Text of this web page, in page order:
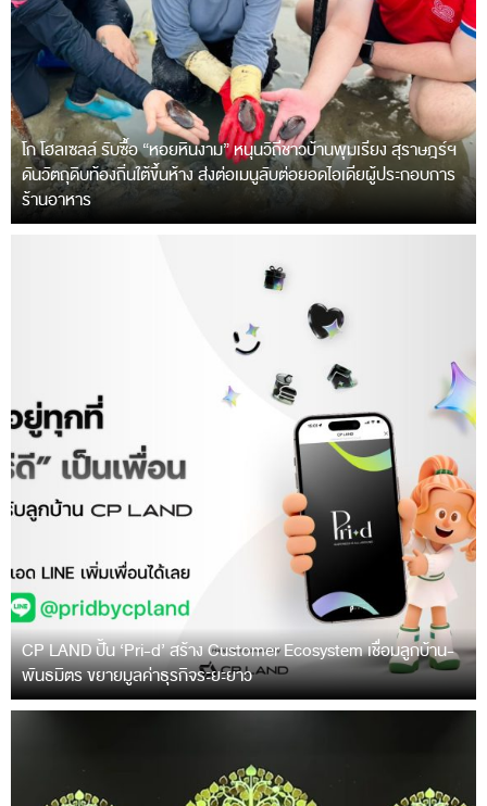
โก โฮลเซลล์ รับซื้อ “หอยหินงาม” หนุนวิถีชาวบ้านพุมเรียง สุราษฎร์ฯ
ดันวัตถุดิบท้องถิ่นใต้ขึ้นห้าง ส่งต่อเมนูลับต่อยอดไอเดียผู้ประกอบการ
ร้านอาหาร
CP LAND ปั้น ‘Pri-d’ สร้าง Customer Ecosystem เชื่อมลูกบ้าน-
พันธมิตร ขยายมูลค่าธุรกิจระยะยาว